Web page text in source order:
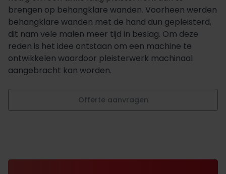
brengen op behangklare wanden. Voorheen werden
behangklare wanden met de hand dun gepleisterd,
dit nam vele malen meer tijd in beslag. Om deze
reden is het idee ontstaan om een machine te
ontwikkelen waardoor pleisterwerk machinaal
aangebracht kan worden.
Offerte aanvragen